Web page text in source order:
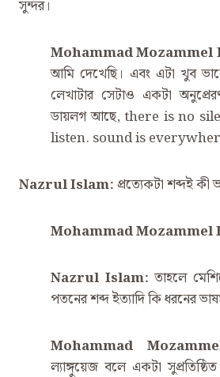
সুন্দর।
Mohammad Mozammel
আমি দেখেছি। এবং এটা খুব
লেখাটার সেটাও একটা
ডায়লগ আছে, there is no
listen. sound is
Nazrul Islam:প্রত্যেকটা শব্দই কী
Mohammad Mozammel
Nazrul Islam: তাহলে
পতনের শব্দ ইত্যাদি কি ধরনের
Mohammad
ল্যাঙ্গুয়েজ বলে একটা